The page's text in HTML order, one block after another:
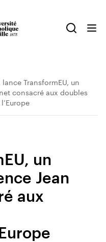
lance TransformEU, un
consacré aux doubles
un
Jean
aux